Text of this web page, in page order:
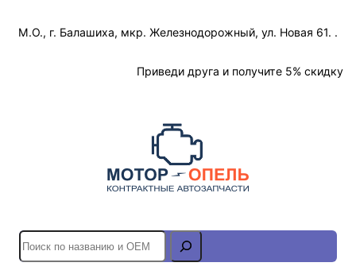
М.О., г. Балашиха, мкр. Железнодорожный, ул. Новая 61. .
Приведи друга и получите 5% скидку
S
e